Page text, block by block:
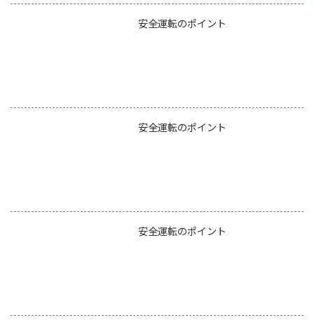
安全運転のポイント
安全運転のポイント
安全運転のポイント